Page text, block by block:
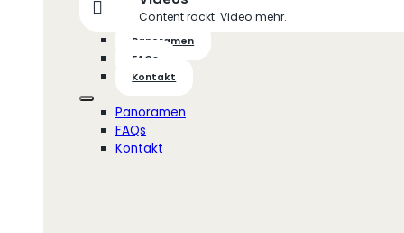
Content rockt. Video mehr.
Panoramen
FAQs
Kontakt
Panoramen
FAQs
Kontakt